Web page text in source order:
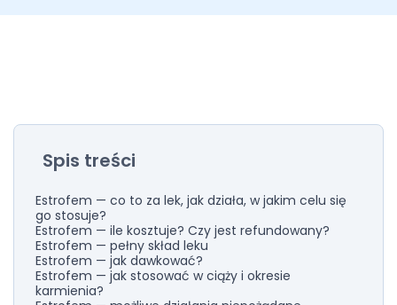
Spis treści
Estrofem — co to za lek, jak działa, w jakim celu się
go stosuje?
Estrofem — ile kosztuje? Czy jest refundowany?
Estrofem — pełny skład leku
Estrofem — jak dawkować?
Estrofem — jak stosować w ciąży i okresie
karmienia?